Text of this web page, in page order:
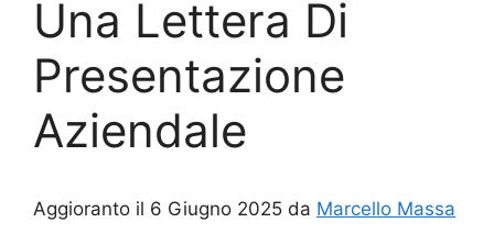
Una Lettera Di
Presentazione
Aziendale
Aggioranto il 6 Giugno 2025 da Marcello Massa